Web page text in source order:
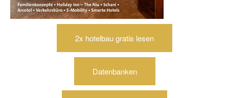
2x hotelbau gratis lesen
Datenbanken